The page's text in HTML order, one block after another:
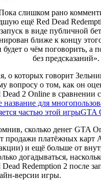
слишком рано
ещё Red Dead
запуск в виде публичной
ближе к концу
будет о чём поговорить, а
без предсказаний».
о которых говорит
вопросу о том, как он
2 Online в сравнении с
для
частью этой игрыGTA
сколько денег GTA
продажи платёжных карт
и ещё больше от
догадываться,
Dead Redemption 2 после
версии игры.